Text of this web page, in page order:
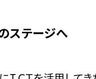
ステージへ